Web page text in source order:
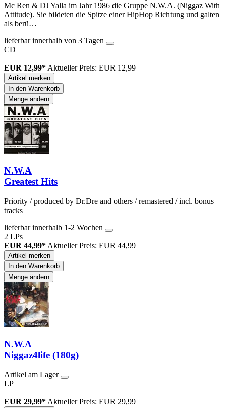
Mc Ren & DJ Yalla im Jahr 1986 die Gruppe N.W.A. (Niggaz With
Attitude). Sie bildeten die Spitze einer HipHop Richtung und galten
als berü…
lieferbar innerhalb von 3 Tagen
CD
EUR 12,99* Aktueller Preis: EUR 12,99
Artikel merken
In den Warenkorb
Menge ändern
N.W.A
Greatest Hits
Priority / produced by Dr.Dre and others / remastered / incl. bonus
tracks
lieferbar innerhalb 1-2 Wochen
2 LPs
EUR 44,99* Aktueller Preis: EUR 44,99
Artikel merken
In den Warenkorb
Menge ändern
N.W.A
Niggaz4life (180g)
Artikel am Lager
LP
EUR 29,99* Aktueller Preis: EUR 29,99